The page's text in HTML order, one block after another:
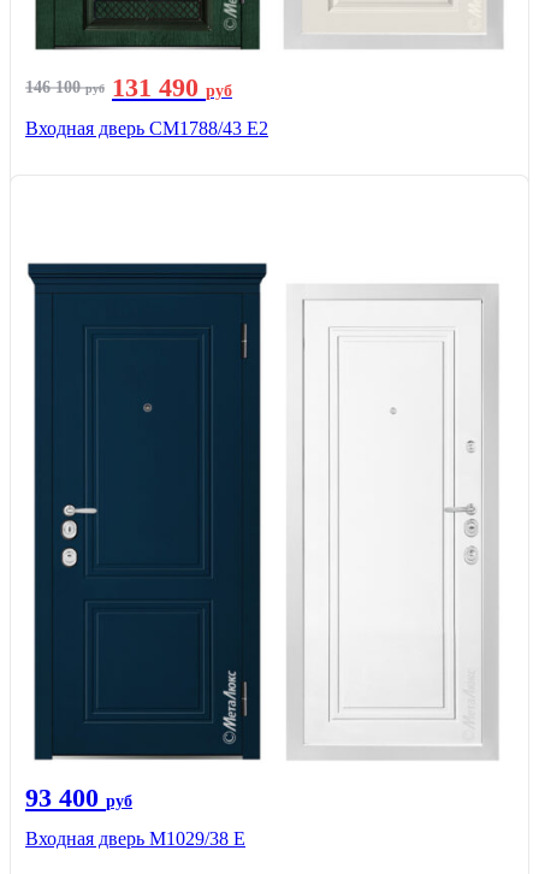
146 100руб 131 490 руб
Входная дверь СМ1788/43 E2
93 400 руб
Входная дверь М1029/38 E